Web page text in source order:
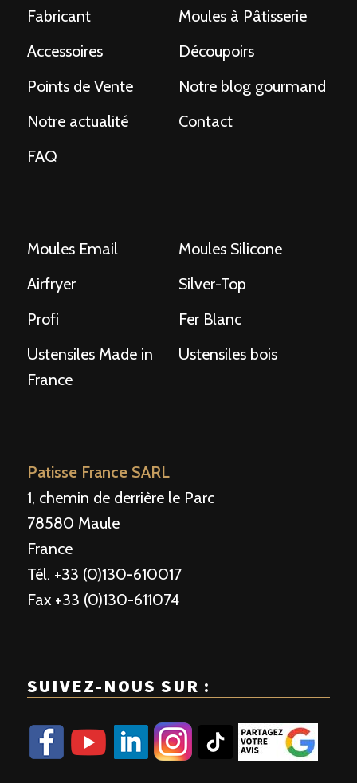
Fabricant
Moules à Pâtisserie
Accessoires
Découpoirs
Points de Vente
Notre blog gourmand
Notre actualité
Contact
FAQ
Moules Email
Moules Silicone
Airfryer
Silver-Top
Profi
Fer Blanc
Ustensiles Made in
France
Ustensiles bois
Patisse France SARL
1, chemin de derrière le Parc
78580 Maule
France
Tél. +33 (0)130-610017
Fax +33 (0)130-611074
SUIVEZ-NOUS SUR :